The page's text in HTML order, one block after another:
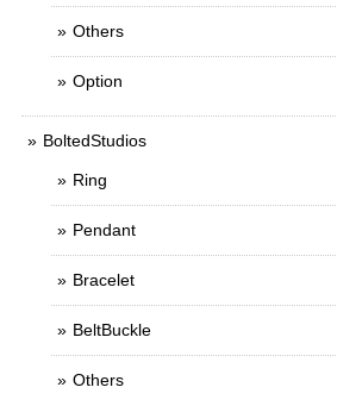
Others
Option
BoltedStudios
Ring
Pendant
Bracelet
BeltBuckle
Others